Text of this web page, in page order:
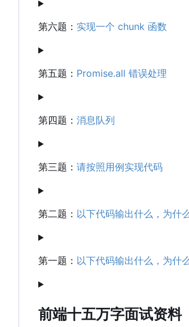
第六题： 实现一个 chunk 函数
第五题： Promise.all 错误处理
第四题： 消息队列
第三题： 请按照用例实现代码
第二题： 以下代码输出什么，为什
第一题： 以下代码输出什么，为什
前端十五万字面试资料